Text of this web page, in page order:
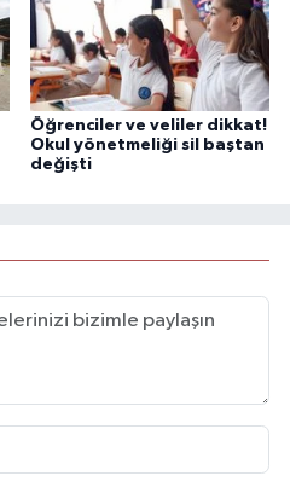
Öğrenciler ve veliler dikkat!
Okul yönetmeliği sil baştan
değişti